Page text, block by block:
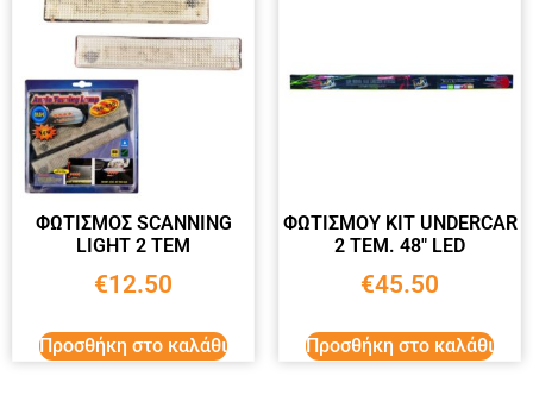
ΦΩΤΙΣΜΟΣ SCANNING
LIGHT 2 ΤΕΜ
€12.50
Προσθήκη στο καλάθι
ΦΩΤΙΣΜΟΥ ΚΙΤ UNDERCAR
2 ΤΕΜ. 48″ LED
€45.50
Προσθήκη στο καλάθι